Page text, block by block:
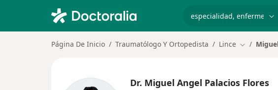
Página De Inicio Traumatólogo Y Ortopedista Lince Cambiar
Dr. Miguel Angel Palacios Flores